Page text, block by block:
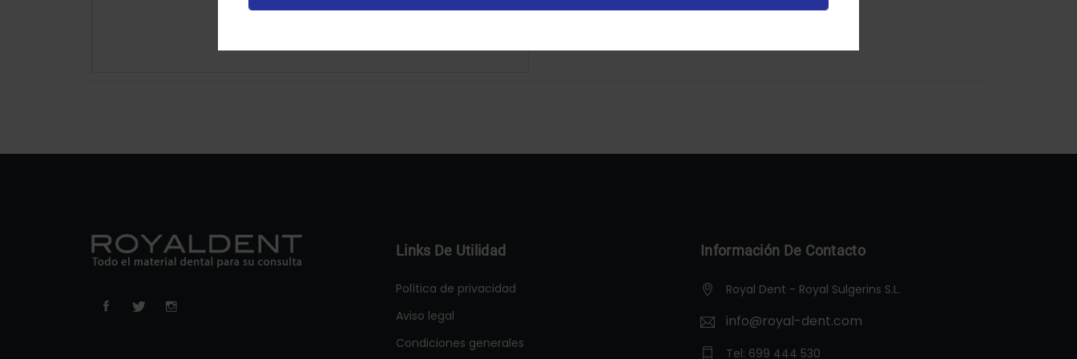
Links De Utilidad
Política de privacidad
Aviso legal
Condiciones generales
Información De Contacto
Royal Dent - Royal Sulgerins S.L.
info@royal-dent.com
Tel: 699 444 530